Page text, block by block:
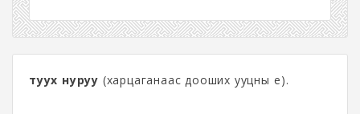
туух нуруу (харцаганаас дооших ууцны үе).